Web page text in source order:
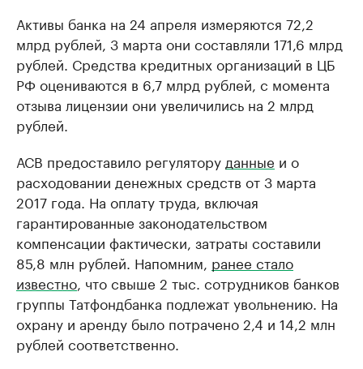
Активы банка на 24 апреля измеряются 72,2
млрд рублей, 3 марта они составляли 171,6 млрд
рублей. Средства кредитных организаций в ЦБ
РФ оцениваются в 6,7 млрд рублей, с момента
отзыва лицензии они увеличились на 2 млрд
рублей.
АСВ предоставило регулятору данные и о
расходовании денежных средств от 3 марта
2017 года. На оплату труда, включая
гарантированные законодательством
компенсации фактически, затраты составили
85,8 млн рублей. Напомним, ранее стало
известно , что свыше 2 тыс. сотрудников банков
группы Татфондбанка подлежат увольнению. На
охрану и аренду было потрачено 2,4 и 14,2 млн
рублей соответственно.